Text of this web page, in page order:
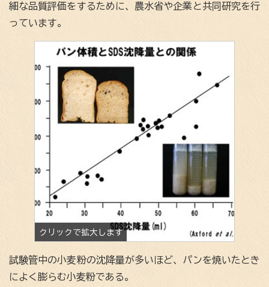
細な品質評価をするために、農水省や企業と共同研究を行
っています。
試験管中の小麦粉の沈降量が多いほど、パンを焼いたとき
によく膨らむ小麦粉である。